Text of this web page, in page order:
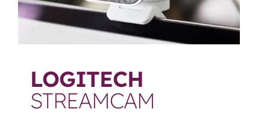
LOGITECH
STREAMCAM